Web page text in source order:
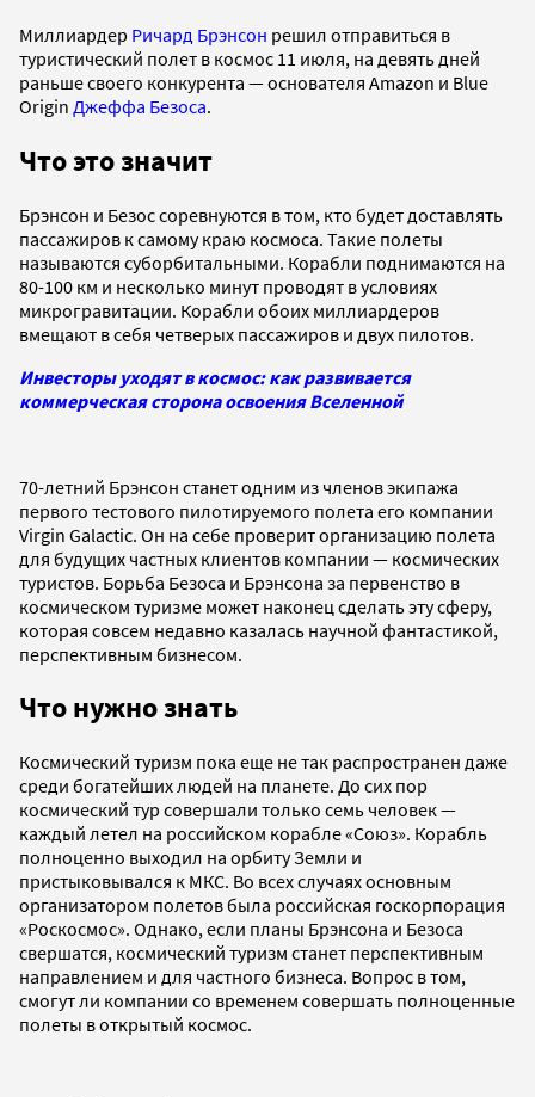
Миллиардер Ричард Брэнсон решил отправиться в
туристический полет в космос 11 июля, на девять дней
раньше своего конкурента — основателя Amazon и Blue
Origin Джеффа Безоса.
Что это значит
Брэнсон и Безос соревнуются в том, кто будет доставлять
пассажиров к самому краю космоса. Такие полеты
называются суборбитальными. Корабли поднимаются на
80-100 км и несколько минут проводят в условиях
микрогравитации. Корабли обоих миллиардеров
вмещают в себя четверых пассажиров и двух пилотов.
Инвесторы уходят в космос: как развивается
коммерческая сторона освоения Вселенной
70-летний Брэнсон станет одним из членов экипажа
первого тестового пилотируемого полета его компании
Virgin Galactiс. Он на себе проверит организацию полета
для будущих частных клиентов компании — космических
туристов. Борьба Безоса и Брэнсона за первенство в
космическом туризме может наконец сделать эту сферу,
которая совсем недавно казалась научной фантастикой,
перспективным бизнесом.
Что нужно знать
Космический туризм пока еще не так распространен даже
среди богатейших людей на планете. До сих пор
космический тур совершали только семь человек —
каждый летел на российском корабле «Союз». Корабль
полноценно выходил на орбиту Земли и
пристыковывался к МКС. Во всех случаях основным
организатором полетов была российская госкорпорация
«Роскосмос». Однако, если планы Брэнсона и Безоса
свершатся, космический туризм станет перспективным
направлением и для частного бизнеса. Вопрос в том,
смогут ли компании со временем совершать полноценные
полеты в открытый космос.